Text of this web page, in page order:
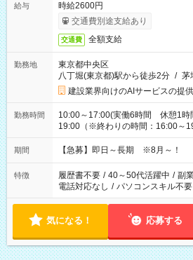
給与
時給2600円
交通費別途支給あり
交通費 全額支給
勤務地
東京都中央区
八丁堀(東京都)駅から徒歩2分 / 茅
建設業界向けのAIサービスの提
勤務時間
10:00～17:00(実働6時間 休憩1時
19:00（※終わりの時間：16:00～
期間 【急募】即日～長期 ※8月～！
特徴 履歴書不要 / 40～50代活躍中 / 副
電話対応なし / パソコンスキル不要
気になる！ 応募する